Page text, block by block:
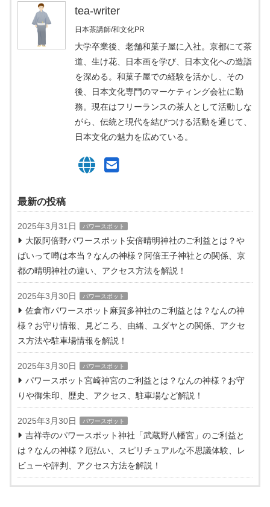
tea-writer
日本茶講師/和文化PR
大学卒業後、老舗和菓子屋に入社。京都にて茶
道、生け花、日本画を学び、日本文化への造詣
を深める。和菓子屋での経験を活かし、その
後、日本文化専門のマーケティング会社に勤
務。現在はフリーランスの茶人として活動しな
がら、伝統と現代を結びつける活動を通じて、
日本文化の魅力を広めている。
最新の投稿
2025年3月31日 パワースポット
大阪阿倍野パワースポット安倍晴明神社のご利益とは？や
ばいって噂は本当？なんの神様？阿倍王子神社との関係、京
都の晴明神社の違い、アクセス方法を解説！
2025年3月30日 パワースポット
佐倉市パワースポット麻賀多神社のご利益とは？なんの神
様？お守り情報、見どころ、由緒、ユダヤとの関係、アクセ
ス方法や駐車場情報を解説！
2025年3月30日 パワースポット
パワースポット宮崎神宮のご利益とは？なんの神様？お守
りや御朱印、歴史、アクセス、駐車場など解説！
2025年3月30日 パワースポット
吉祥寺のパワースポット神社「武蔵野八幡宮」のご利益と
は？なんの神様？厄払い、スピリチュアルな不思議体験、レ
ビューや評判、アクセス方法を解説！